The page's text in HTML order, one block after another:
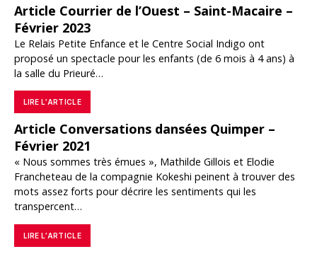
Article Courrier de l’Ouest – Saint-Macaire –
Février 2023
Le Relais Petite Enfance et le Centre Social Indigo ont
proposé un spectacle pour les enfants (de 6 mois à 4 ans) à
la salle du Prieuré…
LIRE L’ARTICLE
Article Conversations dansées Quimper –
Février 2021
« Nous sommes très émues », Mathilde Gillois et Elodie
Francheteau de la compagnie Kokeshi peinent à trouver des
mots assez forts pour décrire les sentiments qui les
transpercent…
LIRE L’ARTICLE